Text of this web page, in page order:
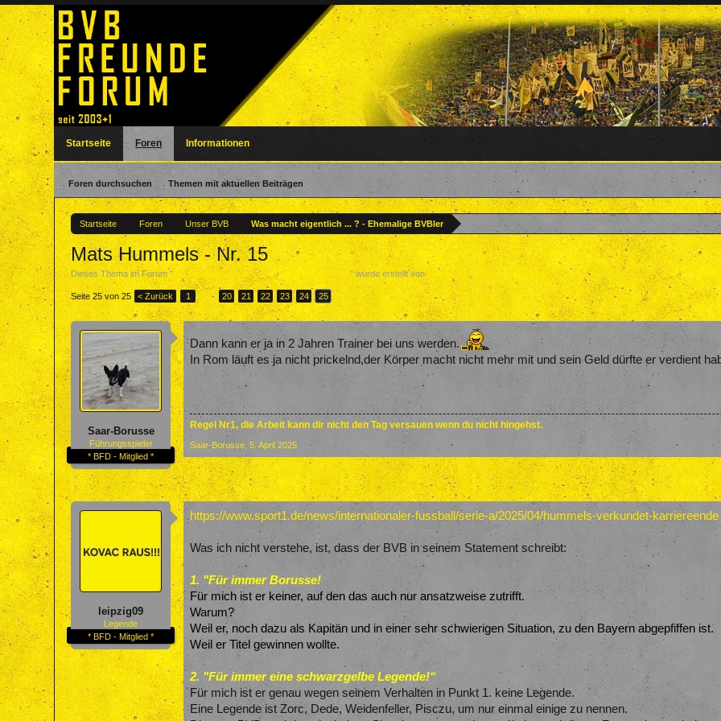
Startseite Foren Unser BVB Was macht eigentlich ... ? - Ehemalige BVBler
Mats Hummels - Nr. 15
Dieses Thema im Forum "Was macht eigentlich ... ? - Ehemalige BVBler" wurde erstellt vonForenteam, 3. Dezember 2017 .
Seite 25 von 25 < Zurück 1 ← 20 21 22 23 24 25
Saar-Borusse
Führungsspieler
* BFD - Mitglied *
Dann kann er ja in 2 Jahren Trainer bei uns werden.
In Rom läuft es ja nicht prickelnd,der Körper macht nicht mehr mit und sein Geld dürfte er verdient
Regel Nr1, die Arbeit kann dir nicht den Tag versauen wenn du nicht hingehst.
Saar-Borusse 5. April 2025
leipzig09
Legende
* BFD - Mitglied *
https://www.sport1.de/news/internationaler-fussball/serie-a/2025/04/hummels-verkundet-karriereende
Was ich nicht verstehe, ist, dass der BVB in seinem Statement schreibt:
1. "Für immer Borusse!
Für mich ist er keiner, auf den das auch nur ansatzweise zutrifft.
Warum?
Weil er, noch dazu als Kapitän und in einer sehr schwierigen Situation, zu den Bayern abgepfiffen ist.
Weil er Titel gewinnen wollte.
2. "Für immer eine schwarzgelbe Legende!“
Für mich ist er genau wegen seinem Verhalten in Punkt 1. keine Legende.
Eine Legende ist Zorc, Dede, Weidenfeller, Pisczu, um nur einmal einige zu nennen.
Startseite Foren
Foren durchsuchen Themen mit aktuellen Beiträgen
Informationen